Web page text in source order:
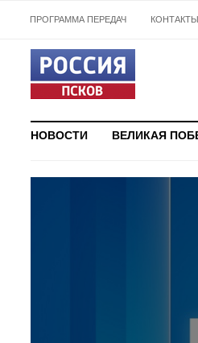
ПРОГРАММА ПЕРЕДАЧ КОНТАКТЫ
НОВОСТИ ВЕЛИКАЯ